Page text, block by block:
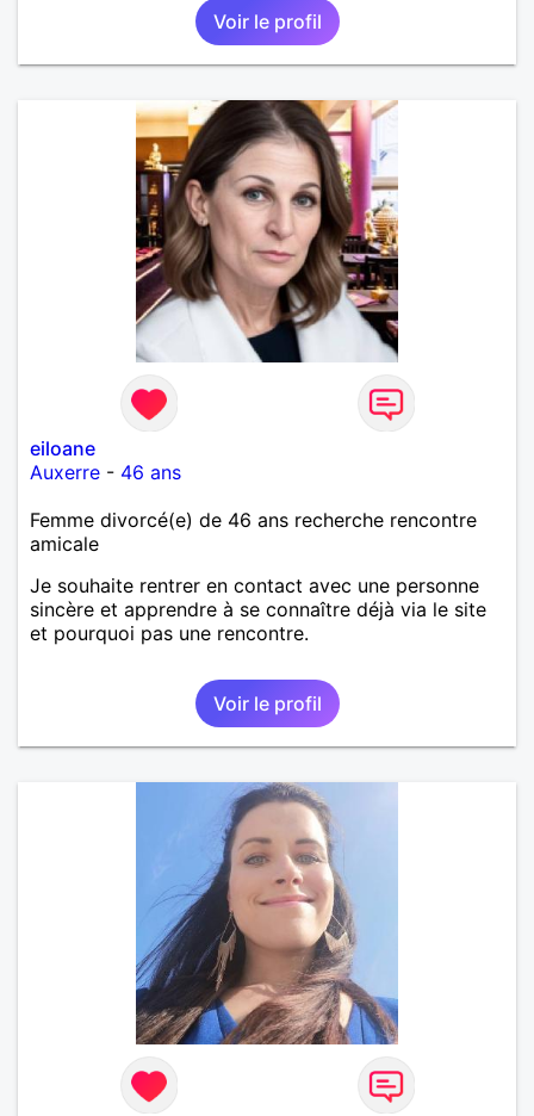
Voir le profil
eiloane
Auxerre - 46 ans
Femme divorcé(e) de 46 ans recherche rencontre
amicale
Je souhaite rentrer en contact avec une personne
sincère et apprendre à se connaître déjà via le site
et pourquoi pas une rencontre.
Voir le profil